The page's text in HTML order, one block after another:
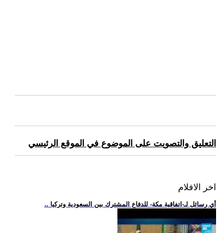
التعليق والتصويت على الموضوع في الموقع الرئيسي
اخر الافلام
.. أي رسائل لـ-اتفاقية مكة- للدفاع المشترك بين السعودية وتركيا